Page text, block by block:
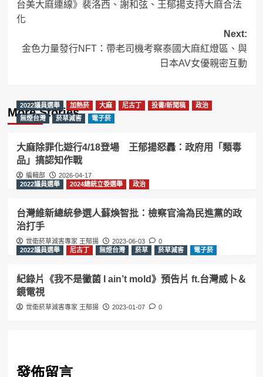
navigation
台美大麻連線》裴洛西、謝和弦、王郁揚支持大麻合法
化
Next:
金色力量發行NFT：帶老司機考察泰國大麻紅燈區、與
日本AV女優親密互動
More Stories
2022議員選舉 加熱菸 大麻 尼古丁 投書/新聞稿
政治
無煙台灣
菸草減害 電子菸
大麻除罪化遊行4/18登場 王郁揚怒轟：政府用「類毒
品」搞認知作戰
編輯部
2026-04-17
2022議員選舉
2024總統立委選舉 政治
台灣維新總統參選人蘇煥智批：檢察官淪為民進黨的政
治打手
世衛菸草減害專家 王郁揚 2023-06-03
0
2022議員選舉
尼古丁 無煙台灣 菸草 菸草減害 電子菸
紀錄片《我不是黴菌 I ain’t mold》預告片 ft.台灣威卜＆
鏡電視
世衛菸草減害專家 王郁揚 2023-01-07 0
發佈留言